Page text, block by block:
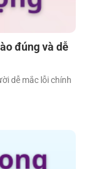
đúng và dễ
dễ mắc lỗi chính